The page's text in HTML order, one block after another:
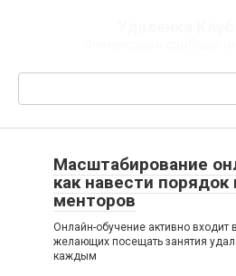
Поиск:
Масштабирование
как навести порядок
менторов
Онлайн-обучение активно входит
желающих посещать занятия
каждым